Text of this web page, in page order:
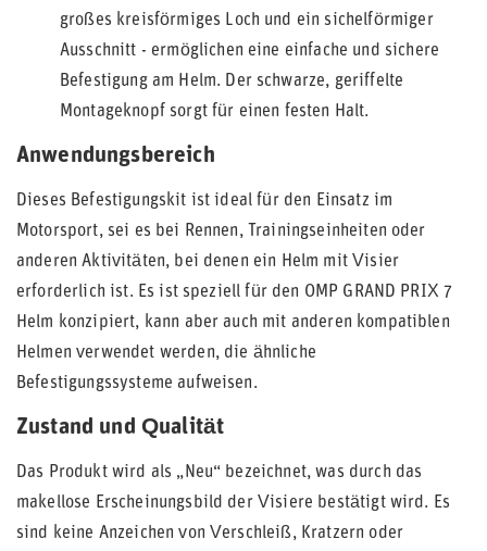
großes kreisförmiges Loch und ein sichelförmiger
Ausschnitt - ermöglichen eine einfache und sichere
Befestigung am Helm. Der schwarze, geriffelte
Montageknopf sorgt für einen festen Halt.
Anwendungsbereich
Dieses Befestigungskit ist ideal für den Einsatz im
Motorsport, sei es bei Rennen, Trainingseinheiten oder
anderen Aktivitäten, bei denen ein Helm mit Visier
erforderlich ist. Es ist speziell für den OMP GRAND PRIX 7
Helm konzipiert, kann aber auch mit anderen kompatiblen
Helmen verwendet werden, die ähnliche
Befestigungssysteme aufweisen.
Zustand und Qualität
Das Produkt wird als „Neu“ bezeichnet, was durch das
makellose Erscheinungsbild der Visiere bestätigt wird. Es
sind keine Anzeichen von Verschleiß, Kratzern oder